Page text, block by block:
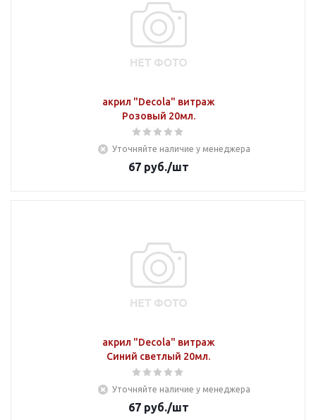
акрил "Decola" витраж
Розовый 20мл.
Уточняйте наличие у менеджера
67руб./шт
акрил "Decola" витраж
Синий светлый 20мл.
Уточняйте наличие у менеджера
67руб./шт